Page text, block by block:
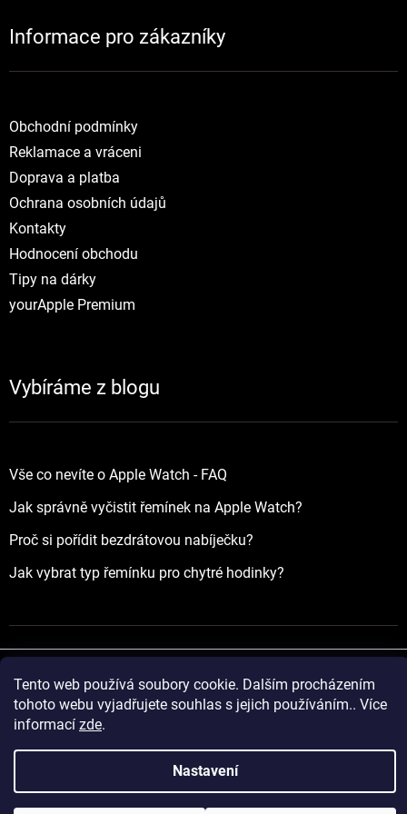
Tento web používá soubory cookie. Dalším procházením
tohoto webu vyjadřujete souhlas s jejich používáním.. Více
informací zde.
Nastavení
NOVINKY
Informace pro zákazníky
Obchodní podmínky
Reklamace a vráceni
Doprava a platba
Ochrana osobních údajů
Kontakty
Hodnocení obchodu
Tipy na dárky
yourApple Premium
Vybíráme z blogu
Vše co nevíte o Apple Watch - FAQ
Jak správně vyčistit řemínek na Apple Watch?
Proč si pořídit bezdrátovou nabíječku?
Jak vybrat typ řemínku pro chytré hodinky?
Vytvořil Shoptet
Copyright 2026yourApple.cz. Všechna práva vyhrazena.